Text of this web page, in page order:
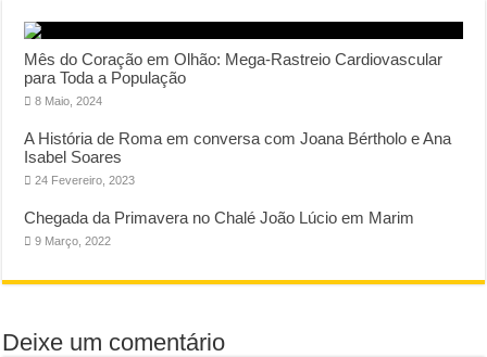
Mês do Coração em Olhão: Mega-Rastreio Cardiovascular
para Toda a População
8 Maio, 2024
A História de Roma em conversa com Joana Bértholo e Ana
Isabel Soares
24 Fevereiro, 2023
Chegada da Primavera no Chalé João Lúcio em Marim
9 Março, 2022
Deixe um comentário